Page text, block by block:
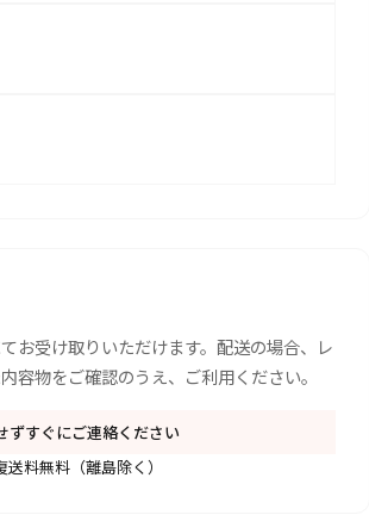
お受け取りいただけます。配送の場合、レ
容物をご確認のうえ、ご利用ください。
ずすぐにご連絡ください
料無料（離島除く）